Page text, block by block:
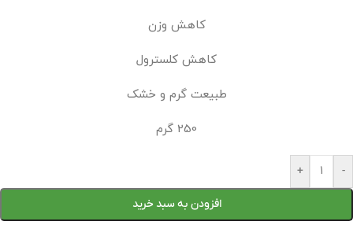
کاهش وزن
کاهش کلسترول
طبیعت گرم و خشک
250 گرم
-
+
افزودن به سبد خرید